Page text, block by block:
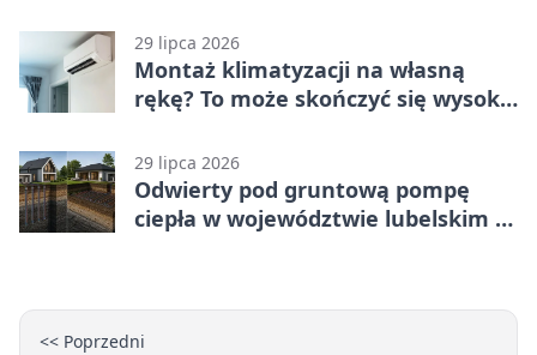
29 lipca 2026
Montaż klimatyzacji na własną
rękę? To może skończyć się wysoką
29 lipca 2026
Odwierty pod gruntową pompę
ciepła w województwie lubelskim -
<< Poprzedni